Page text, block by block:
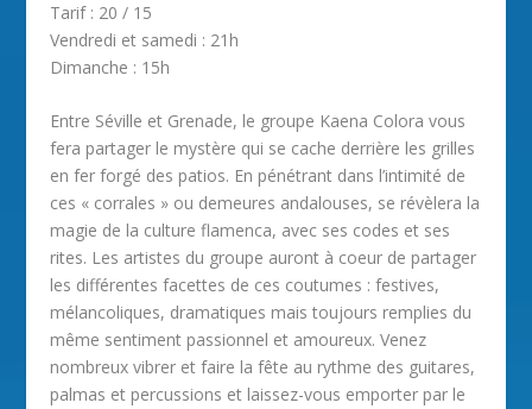
Tarif : 20 / 15
Vendredi et samedi : 21h
Dimanche : 15h
Entre Séville et Grenade, le groupe Kaena Colora vous
fera partager le mystère qui se cache derrière les grilles
en fer forgé des patios. En pénétrant dans l’intimité de
ces « corrales » ou demeures andalouses, se révèlera la
magie de la culture flamenca, avec ses codes et ses
rites. Les artistes du groupe auront à coeur de partager
les différentes facettes de ces coutumes : festives,
mélancoliques, dramatiques mais toujours remplies du
même sentiment passionnel et amoureux. Venez
nombreux vibrer et faire la fête au rythme des guitares,
palmas et percussions et laissez-vous emporter par le